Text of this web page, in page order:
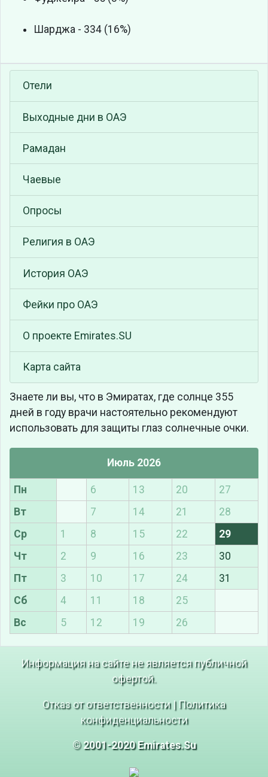
Шарджа - 334 (16%)
Отели
Выходные дни в ОАЭ
Рамадан
Чаевые
Опросы
Религия в ОАЭ
История ОАЭ
Фейки про ОАЭ
О проекте Emirates.SU
Карта сайта
Знаете ли вы, что в Эмиратах, где солнце 355
дней в году врачи настоятельно рекомендуют
использовать для защиты глаз солнечные очки.
Июль 2026
Пн 6 13 20
27
Вт
7 14 21
28
Ср
1 8 15 22
29
Чт
2 9 16 23
30
Пт
3 10 17 24
31
Сб
4 11 18
25
Вс
5 12 19 26
Информация на сайте не является публичной
офертой.
Отказ от ответственности| Политика
конфиденциальности
© 2001-2020 Emirates.Su